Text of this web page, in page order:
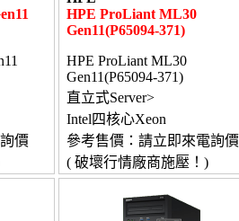
價
HPE ProLiant ML30
Gen11(P65094-371)
HPE ProLiant ML30
Gen11(P65094-371)
直立式Server>
Intel四核心Xeon
參考售價：請立即來電詢價
( 破壞行情廠商施壓！)